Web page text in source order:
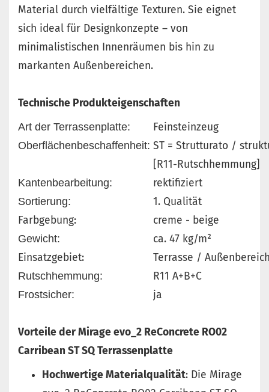
Material durch vielfältige Texturen. Sie eignet
sich ideal für Designkonzepte – von
minimalistischen Innenräumen bis hin zu
markanten Außenbereichen.
Technische Produkteigenschaften
Art der Terrassenplatte: Feinsteinzeug
Oberflächenbeschaffenheit: ST = Strutturato /
[R11-Rutschhemmung]
Kantenbearbeitung: rektifiziert
Sortierung:
1. Qualität
Farbgebung:
creme - beige
Gewicht:
ca. 47 kg/m²
Einsatzgebiet:
Terrasse /
Rutschhemmung: R11 A+B+C
Frostsicher: ja
Vorteile der Mirage evo_2 ReConcrete RO02
Carribean ST SQ Terrassenplatte
Hochwertige Materialqualität: Die Mirage